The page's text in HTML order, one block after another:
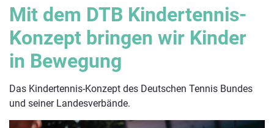
Mit dem DTB Kindertennis-
Konzept bringen wir Kinder
in Bewegung
Das Kindertennis-Konzept des Deutschen Tennis Bundes
und seiner Landesverbände.